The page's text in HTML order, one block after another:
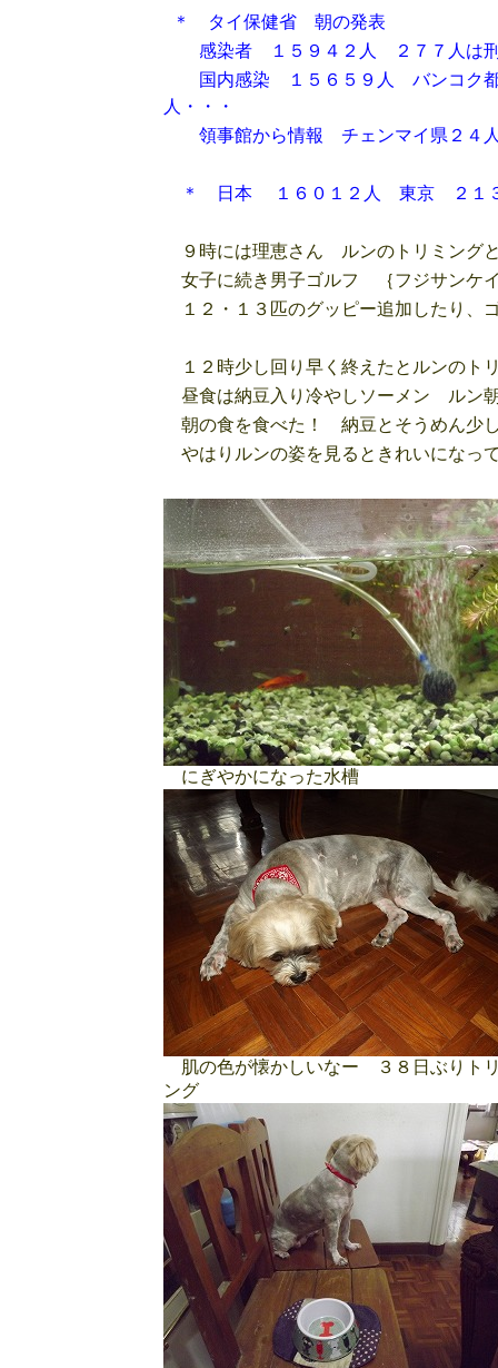
＊ タイ保健省 朝の発表
感染者 １５９４２人 ２７７人は刑
国内感染 １５６５９人 バンコク
人・・・
領事館から情報 チェンマイ県２４人
＊ 日本 １６０１２人 東京 ２１
９時には理恵さん ルンのトリミング
女子に続き男子ゴルフ ｛フジサンケ
１２・１３匹のグッピー追加したり、
１２時少し回り早く終えたとルンの
昼食は納豆入り冷やしソーメン ルン
朝の食を食べた！ 納豆とそうめん少
やはりルンの姿を見るときれいになっ
にぎやかになった水槽
肌の色が懐かしいなー ３８日ぶりト
ング